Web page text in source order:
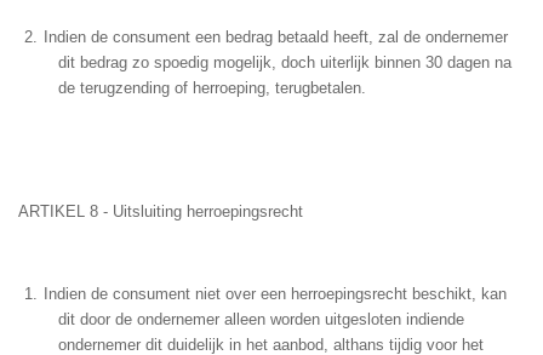
Indien de consument een bedrag betaald heeft, zal de ondernemer
dit bedrag zo spoedig mogelijk, doch uiterlijk binnen 30 dagen na
de terugzending of herroeping, terugbetalen.
ARTIKEL 8 - Uitsluiting herroepingsrecht
Indien de consument niet over een herroepingsrecht beschikt, kan
dit door de ondernemer alleen worden uitgesloten indiende
ondernemer dit duidelijk in het aanbod, althans tijdig voor het